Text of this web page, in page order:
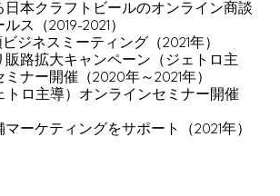
日本クラフトビールのオンライン商談
ス（2019-2021）
ビジネスミーティング（2021年）
販路拡大キャンペーン（ジェトロ主
ナー開催（2020年～2021年）
トロ主導）オンラインセミナー開催
ーケティングをサポート（2021年）